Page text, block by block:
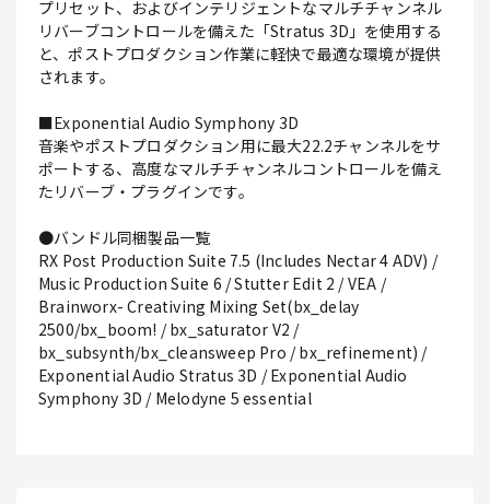
プリセット、およびインテリジェントなマルチチャンネル
リバーブコントロールを備えた「Stratus 3D」を使用する
と、ポストプロダクション作業に軽快で最適な環境が提供
されます。
■Exponential Audio Symphony 3D
音楽やポストプロダクション用に最大22.2チャンネルをサ
ポートする、高度なマルチチャンネルコントロールを備え
たリバーブ・プラグインです。
●バンドル同梱製品一覧
RX Post Production Suite 7.5 (Includes Nectar 4 ADV) /
Music Production Suite 6 / Stutter Edit 2 / VEA /
Brainworx- Creativing Mixing Set(bx_delay
2500/bx_boom! / bx_saturator V2 /
bx_subsynth/bx_cleansweep Pro / bx_refinement) /
Exponential Audio Stratus 3D / Exponential Audio
Symphony 3D / Melodyne 5 essential